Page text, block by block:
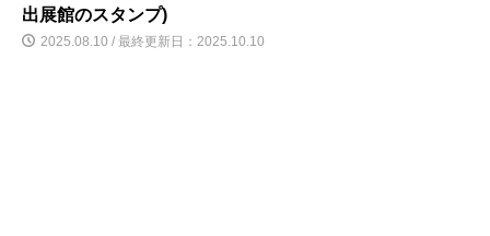
出展館のスタンプ)
2025.08.10 / 最終更新日：2025.10.10